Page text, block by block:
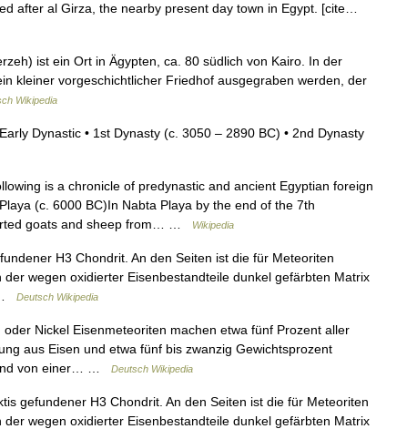
after al Girza, the nearby present day town in Egypt. [cite…
kleiner vorgeschichtlicher Friedhof ausgegraben werden, der
Wikipedia
Dynastic • 1st Dynasty (c. 3050 – 2890 BC) • 2nd Dynasty
is a chronicle of predynastic and ancient Egyptian foreign
(c. 6000 BC)In Nabta Playa by the end of the 7th
goats and sheep from… …
Wikipedia
H3 Chondrit. An den Seiten ist die für Meteoriten
wegen oxidierter Eisenbestandteile dunkel gefärbten Matrix
Deutsch Wikipedia
Nickel Eisenmeteoriten machen etwa fünf Prozent aller
aus Eisen und etwa fünf bis zwanzig Gewichtsprozent
von einer… …
Deutsch Wikipedia
gefundener H3 Chondrit. An den Seiten ist die für Meteoriten
wegen oxidierter Eisenbestandteile dunkel gefärbten Matrix